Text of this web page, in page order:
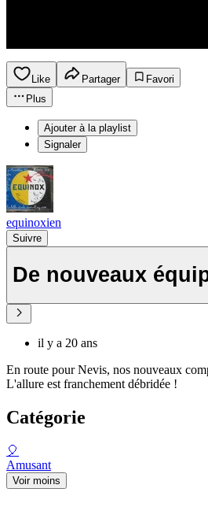
Like Partager
Favori
Plus
Ajouter à la playlist
Signaler
equinoxien
Suivre
De nouveaux
il y a 20 ans
En route pour Nevis, nos nouveaux
L'allure est franchement débridée !
Catégorie
🎈
Amusant
Voir moins